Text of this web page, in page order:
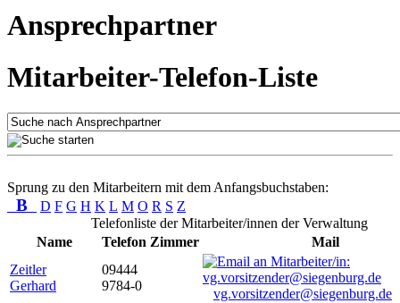
Ansprechpartner
Mitarbeiter-Telefon-Liste
Sprung zu den Mitarbeitern mit dem Anfangsbuchstaben:
B D F G H K L M O R S Z
Telefonliste der Mitarbeiter/innen der Verwaltung
Name
Telefon Zimmer
Mail
Zeitler
Gerhard
09444
9784-0
vg.vorsitzender@siegenburg.de